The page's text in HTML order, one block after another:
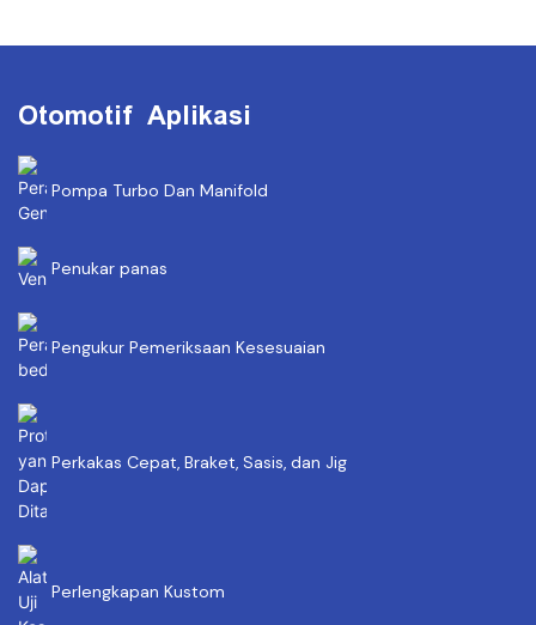
Otomotif Aplikasi
Pompa Turbo Dan Manifold
Penukar panas
Pengukur Pemeriksaan Kesesuaian
Perkakas Cepat, Braket, Sasis, dan Jig
Perlengkapan Kustom